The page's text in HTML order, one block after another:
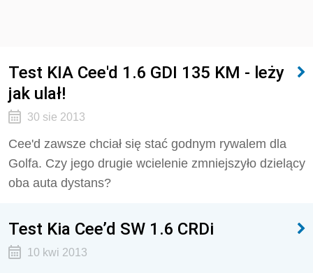
Test KIA Cee'd 1.6 GDI 135 KM - leży
jak ulał!
30 sie 2013
Cee'd zawsze chciał się stać godnym rywalem dla
Golfa. Czy jego drugie wcielenie zmniejszyło dzielący
oba auta dystans?
Test Kia Cee’d SW 1.6 CRDi
10 kwi 2013